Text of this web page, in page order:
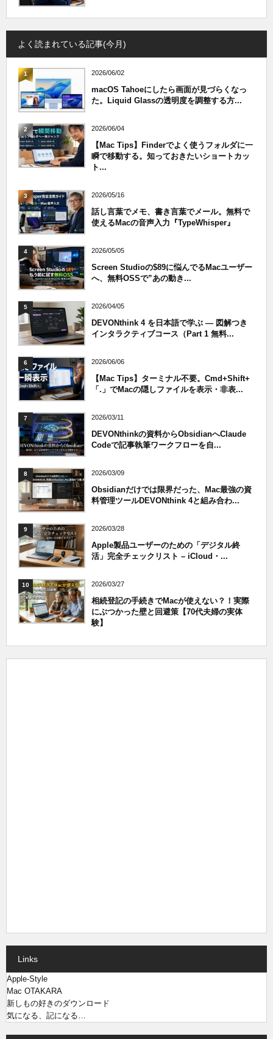
よく読まれている記事(今月)
1 2026/06/02
macOS Tahoeにしたら画面が見づらくなっ
た。Liquid Glassの透明度を調整する方...
2 2026/06/04
【Mac Tips】Finderでよく使うフォルダに一
瞬で移動する。知っておきたいショートカッ
ト...
3 2026/05/16
話し言葉でメモ、書き言葉でメール。無料で
使えるMacの音声入力『TypeWhisper』
4 2026/05/05
Screen Studioの$89に悩んでるMacユーザー
へ、無料OSSで”あの動き...
5 2026/04/05
DEVONthink 4 を日本語で学ぶ — 図解つき
インタラクティブコース（Part 1 無料...
6 2026/06/06
【Mac Tips】ターミナル不要。Cmd+Shift+
「.」でMacの隠しファイルを表示・非表...
7 2026/03/11
DEVONthinkの資料からObsidianへClaude
Codeで記事執筆ワークフローを自...
8 2026/03/09
Obsidianだけでは限界だった、Mac最強の資
料管理ツールDEVONthink 4と組み合わ...
9 2026/03/28
Apple製品ユーザーのための「デジタル終
活」完全チェックリスト – iCloud・...
10 2026/03/27
相続登記の手続きでMacが使えない？！実際
にぶつかった壁と回避策【70代夫婦の実体
験】
Links
Apple-Style
Mac OTAKARA
新しもの好きのダウンロード
気になる、記になる…